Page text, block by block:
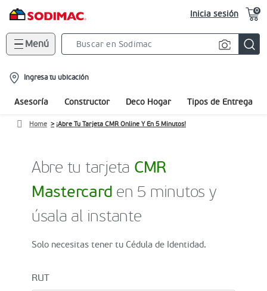
Inicia sesión 0
Menú
location-
icon
Ingresa tu ubicación
Asesoría Constructor Deco Hogar Tipos de Entrega
Home ¡Abre Tu Tarjeta CMR Online Y En 5 Minutos!
Abre tu tarjeta CMR
Mastercard en 5 minutos y
úsala al instante
Solo necesitas tener tu Cédula de Identidad.
RUT